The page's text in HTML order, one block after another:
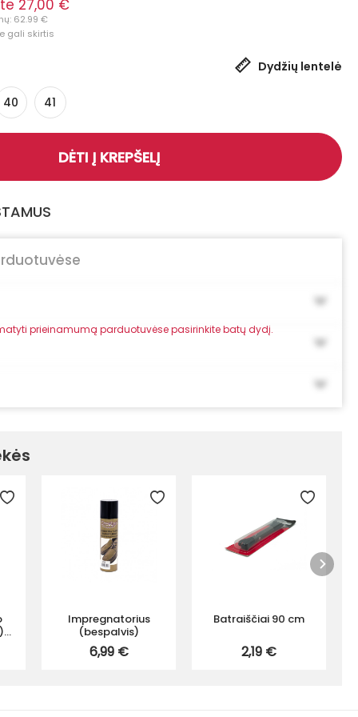
27,00 €
62.99 €
gali skirtis
Dydžių lentelė
40 41
DĖTI Į KREPŠELĮ
prieinamumą parduotuvėse pasirinkite batų dydį.
Impregnatorius
(bespalvis)
6,99 €
Batraiščiai 90 cm
2,19 €